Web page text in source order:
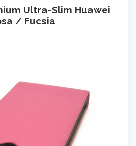
Ultra-Slim Huawei
/ Fucsia